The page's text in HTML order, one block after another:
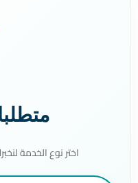
اختر نوع الخدمة